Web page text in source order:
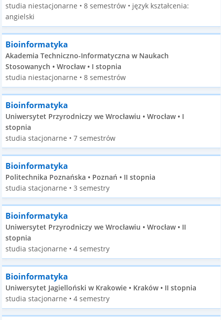
studia niestacjonarne • 8 semestrów • język kształcenia:
angielski
Bioinformatyka
Akademia Techniczno-Informatyczna w Naukach
Stosowanych • Wrocław • I stopnia
studia niestacjonarne • 8 semestrów
Bioinformatyka
Uniwersytet Przyrodniczy we Wrocławiu • Wrocław • I
stopnia
studia stacjonarne • 7 semestrów
Bioinformatyka
Politechnika Poznańska • Poznań • II stopnia
studia stacjonarne • 3 semestry
Bioinformatyka
Uniwersytet Przyrodniczy we Wrocławiu • Wrocław • II
stopnia
studia stacjonarne • 4 semestry
Bioinformatyka
Uniwersytet Jagielloński w Krakowie • Kraków • II stopnia
studia stacjonarne • 4 semestry